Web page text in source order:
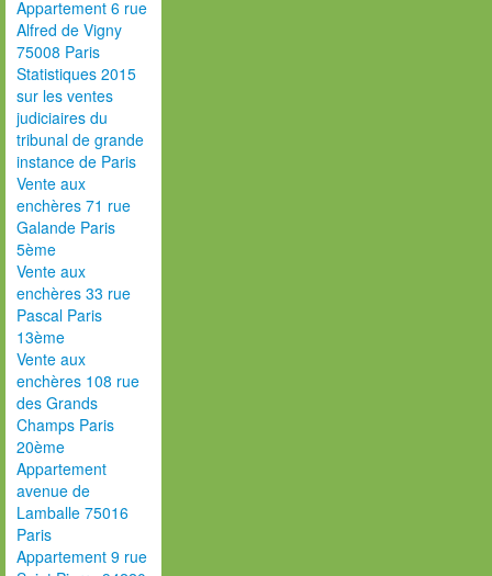
Appartement 6 rue
Alfred de Vigny
75008 Paris
Statistiques 2015
sur les ventes
judiciaires du
tribunal de grande
instance de Paris
Vente aux
enchères 71 rue
Galande Paris
5ème
Vente aux
enchères 33 rue
Pascal Paris
13ème
Vente aux
enchères 108 rue
des Grands
Champs Paris
20ème
Appartement
avenue de
Lamballe 75016
Paris
Appartement 9 rue